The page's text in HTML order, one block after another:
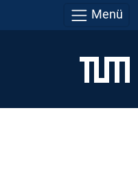
Menü